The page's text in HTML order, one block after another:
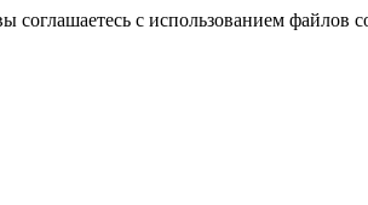
соглашаетесь с использованием